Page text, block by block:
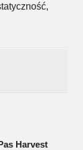
Harvest